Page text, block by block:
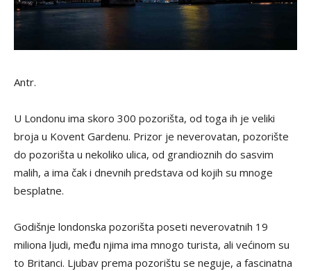
Antr.
U Londonu ima skoro 300 pozorišta, od toga ih je veliki
broja u Kovent Gardenu. Prizor je neverovatan, pozorište
do pozorišta u nekoliko ulica, od grandioznih do sasvim
malih, a ima čak i dnevnih predstava od kojih su mnoge
besplatne.
Godišnje londonska pozorišta poseti neverovatnih 19
miliona ljudi, među njima ima mnogo turista, ali većinom su
to Britanci. Ljubav prema pozorištu se neguje, a fascinatna